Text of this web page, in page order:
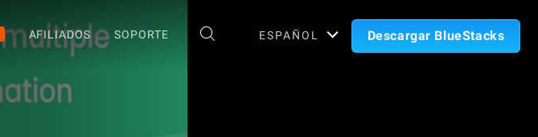
AFILIADOS SOPORTE ESPAÑOL Descargar BlueStacks